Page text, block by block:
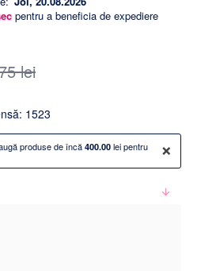
pentru a beneficia de expediere
lei
1523
×
produse de încă400.00 lei pentru